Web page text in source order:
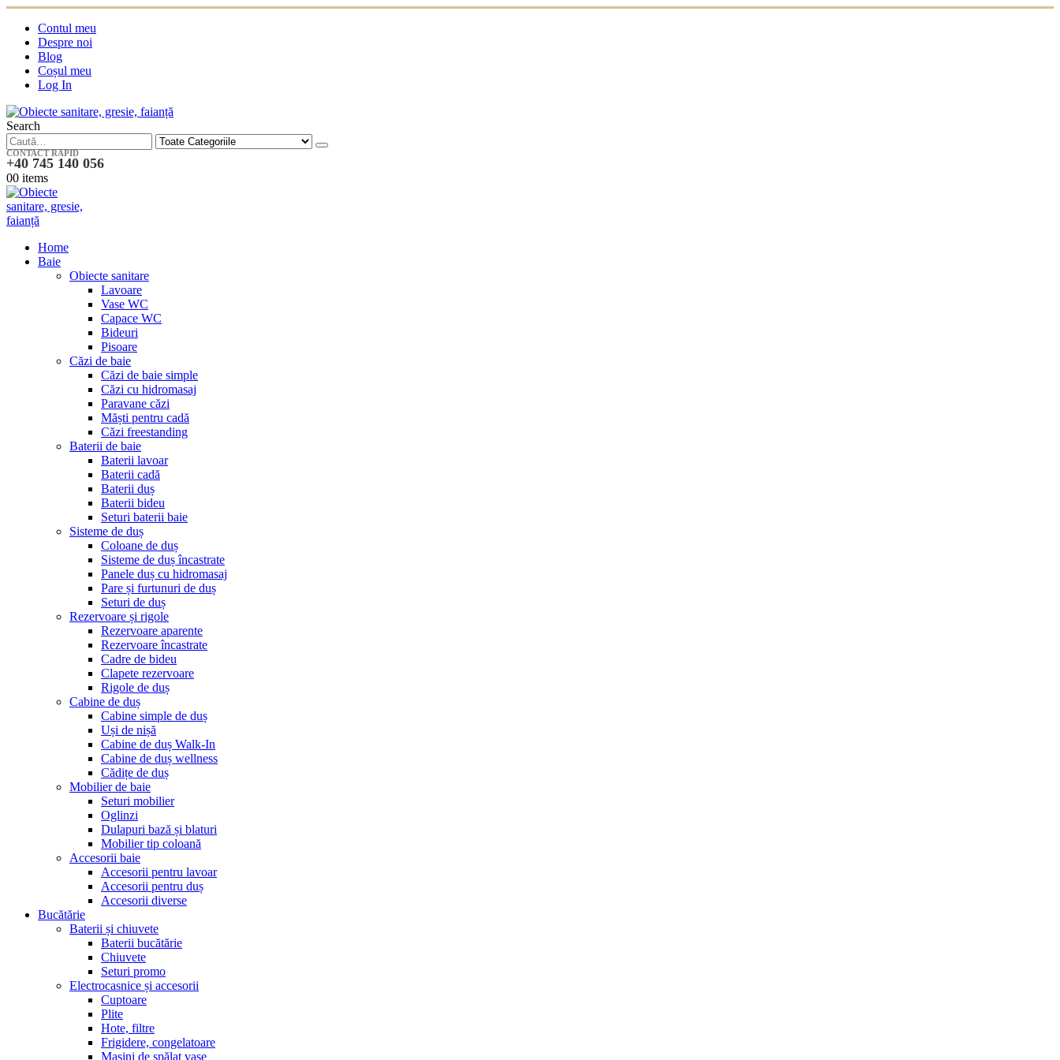
Contul meu
Despre noi
Blog
Coșul meu
Log In
Search
CONTACT RAPID
+40 745 140 056
00 items
Home
Baie
Obiecte sanitare
Lavoare
Vase WC
Capace WC
Bideuri
Pisoare
Căzi de baie
Căzi de baie simple
Căzi cu hidromasaj
Paravane căzi
Măști pentru cadă
Căzi freestanding
Baterii de baie
Baterii lavoar
Baterii cadă
Baterii duș
Baterii bideu
Seturi baterii baie
Sisteme de duș
Coloane de duș
Sisteme de duș încastrate
Panele duș cu hidromasaj
Pare și furtunuri de duș
Seturi de duș
Rezervoare și rigole
Rezervoare aparente
Rezervoare încastrate
Cadre de bideu
Clapete rezervoare
Rigole de duș
Cabine de duș
Cabine simple de duș
Uși de nișă
Cabine de duș Walk-In
Cabine de duș wellness
Cădițe de duș
Mobilier de baie
Seturi mobilier
Oglinzi
Dulapuri bază și blaturi
Mobilier tip coloană
Accesorii baie
Accesorii pentru lavoar
Accesorii pentru duș
Accesorii diverse
Bucătărie
Baterii și chiuvete
Baterii bucătărie
Chiuvete
Seturi promo
Electrocasnice și accesorii
Cuptoare
Plite
Hote, filtre
Frigidere, congelatoare
Mașini de spălat vase